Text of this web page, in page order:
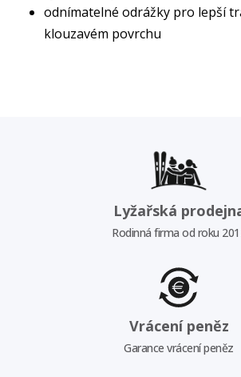
odnímatelné odrážky pro lepší
klouzavém povrchu
Lyžařská
Rodinná firma od roku
Vrácení peněz
Garance vrácení peněz